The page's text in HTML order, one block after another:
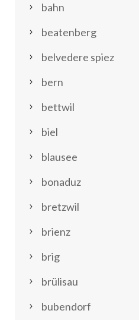
bahn
beatenberg
belvedere spiez
bern
bettwil
biel
blausee
bonaduz
bretzwil
brienz
brig
brülisau
bubendorf